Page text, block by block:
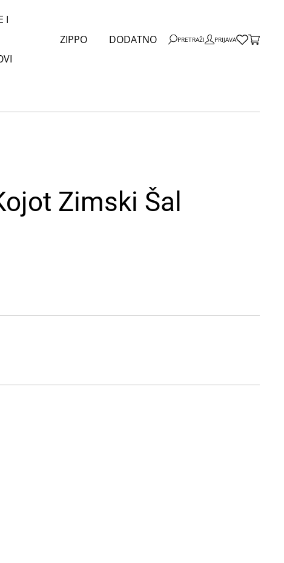
I
ZIPPO DODATNO PRETRAŽI PRIJAVA
Zimski Šal